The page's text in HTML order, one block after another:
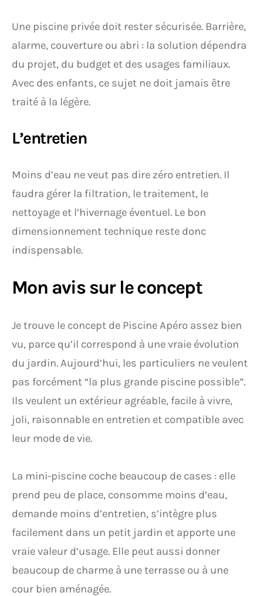
Une piscine privée doit rester sécurisée. Barrière,
alarme, couverture ou abri : la solution dépendra
du projet, du budget et des usages familiaux.
Avec des enfants, ce sujet ne doit jamais être
traité à la légère.
L’entretien
Moins d’eau ne veut pas dire zéro entretien. Il
faudra gérer la filtration, le traitement, le
nettoyage et l’hivernage éventuel. Le bon
dimensionnement technique reste donc
indispensable.
Mon avis sur le concept
Je trouve le concept de Piscine Apéro assez bien
vu, parce qu’il correspond à une vraie évolution
du jardin. Aujourd’hui, les particuliers ne veulent
pas forcément “la plus grande piscine possible”.
Ils veulent un extérieur agréable, facile à vivre,
joli, raisonnable en entretien et compatible avec
leur mode de vie.
La mini-piscine coche beaucoup de cases : elle
prend peu de place, consomme moins d’eau,
demande moins d’entretien, s’intègre plus
facilement dans un petit jardin et apporte une
vraie valeur d’usage. Elle peut aussi donner
beaucoup de charme à une terrasse ou à une
cour bien aménagée.